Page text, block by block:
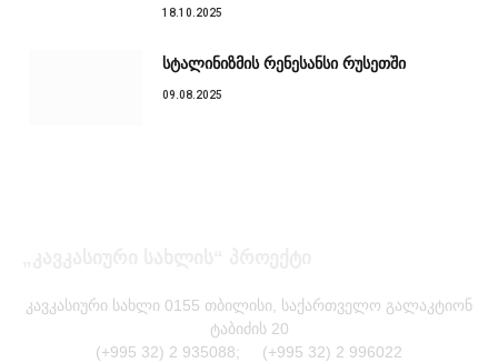
18.10.2025
სტალინიზმის რენესანსი რუსეთში
09.08.2025
კავკასიური სახლი 0155 თბილისი, საქართველო გალაკტიონ
ტაბიძის 20
(+995 32) 2 935088; (+995 32) 2 996022